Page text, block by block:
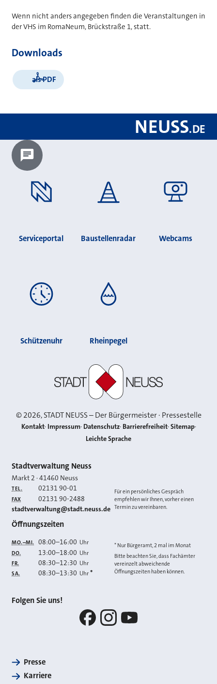
Wenn nicht anders angegeben finden die Veranstaltungen in
der VHS im RomaNeum, Brückstraße 1, statt.
Downloads
als PDF
NEUSS.DE
Chatbot laden?
Serviceportal Baustellenradar Webcams
Schützenuhr Rheinpegel
©2026, STADT NEUSS – Der Bürgermeister · Pressestelle
Kontakt Impressum Datenschutz Barrierefreiheit Sitemap
Leichte Sprache
Kontakt
Stadtverwaltung Neuss
Markt 2 ·41460 Neuss
TEL. 02131 90-01
FAX 02131 90-2488
E-MAIL
stadtverwaltung@stadt.neuss.de
Für ein persönliches Gespräch
empfehlen wir Ihnen, vorher einen
Termin zu vereinbaren.
Öffnungszeiten
MO.–MI. 08:00–16:00 Uhr
DO. 13:00–18:00 Uhr
FR. 08:30–12:30 Uhr
SA. 08:30–13:30 Uhr *
* Nur Bürgeramt, 2 mal im Monat
Bitte beachten Sie, dass Fachämter
vereinzelt abweichende
Öffnungszeiten haben können.
Folgen Sie uns!
Presse
Karriere